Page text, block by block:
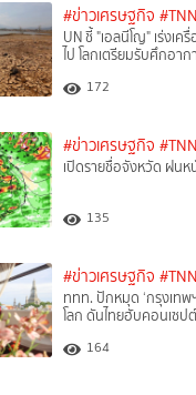
#ข่าวเศรษฐกิจ
UN ชี้ "เอลนีโญ" เร่งเ
ไป โลกเตรียมรับศึกอา
172
#ข่าวเศรษฐกิจ
เปิดรายชื่อจังหวัด ฝน
135
#ข่าวเศรษฐกิจ
ททท. ปักหมุด ‘กรุงเทพ
โลก ดันไทยฮับคอนเซป
164